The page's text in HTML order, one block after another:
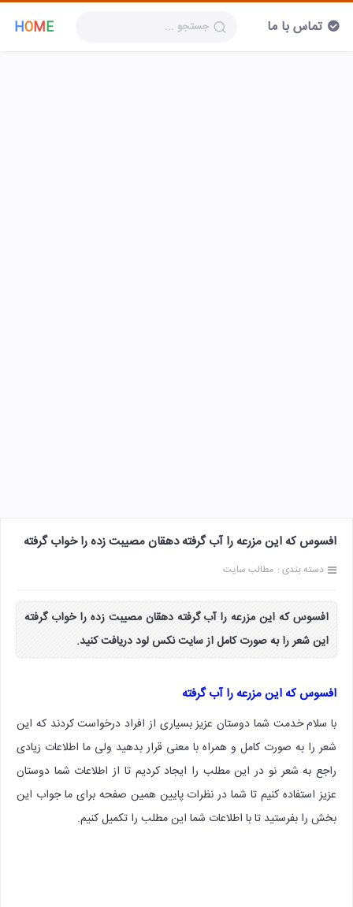
HOME تماس با ما
افسوس که این مزرعه را آب گرفته دهقان مصیبت زده را خواب گرفته
دسته بندی : مطالب سایت
افسوس که این مزرعه را آب گرفته دهقان مصیبت زده را خواب گرفته
این شعر را به صورت کامل از سایت نکس لود دریافت کنید.
افسوس که این مزرعه را آب گرفته
با سلام خدمت شما دوستان عزیز بسیاری از افراد درخواست کردند که این
شعر را به صورت کامل و همراه با معنی قرار بدهید ولی ما اطلاعات زیادی
راجع به شعر نو در این مطلب را ایجاد کردیم تا از اطلاعات شما دوستان
عزیز استفاده کنیم تا شما در نظرات پایین همین صفحه برای ما جواب این
بخش را بفرستید تا با اطلاعات شما این مطلب را تکمیل کنیم.